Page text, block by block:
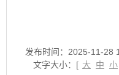
发布时间：2025-11-28
文字大小：[ 大 中 小